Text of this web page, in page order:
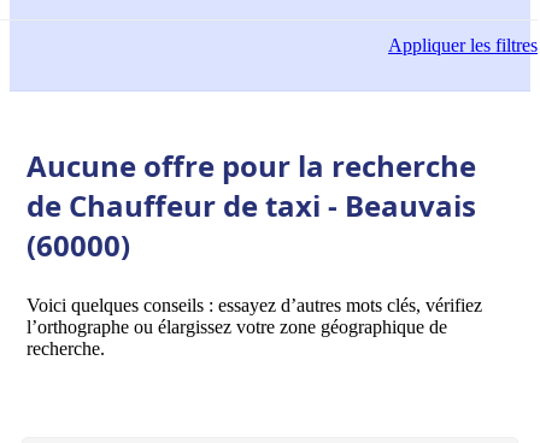
Appliquerles filtres
Aucune offre pour la recherche
de Chauffeur de taxi - Beauvais
(60000)
Voici quelques conseils : essayez d’autres mots clés, vérifiez
l’orthographe ou élargissez votre zone géographique de
recherche.